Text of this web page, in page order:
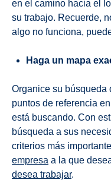
en el camino hacia el
su trabajo. Recuerde,
algo no funciona,
Haga un mapa
Organice su búsqueda
puntos de referencia
está buscando. Con
búsqueda a sus
criterios más
empresa a la que
desea trabajar.